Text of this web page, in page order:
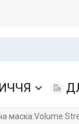
маска.Volume